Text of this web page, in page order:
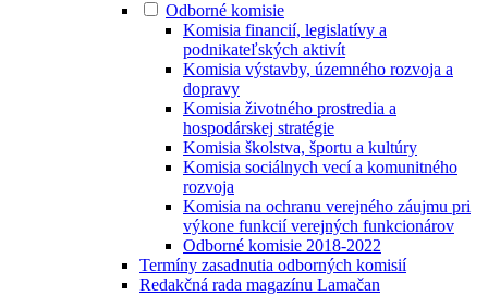
Odborné komisie
Komisia financií, legislatívy a
podnikateľských aktivít
Komisia výstavby, územného rozvoja a
dopravy
Komisia životného prostredia a
hospodárskej stratégie
Komisia školstva, športu a kultúry
Komisia sociálnych vecí a komunitného
rozvoja
Komisia na ochranu verejného záujmu pri
výkone funkcií verejných funkcionárov
Odborné komisie 2018-2022
Termíny zasadnutia odborných komisií
Redakčná rada magazínu Lamačan